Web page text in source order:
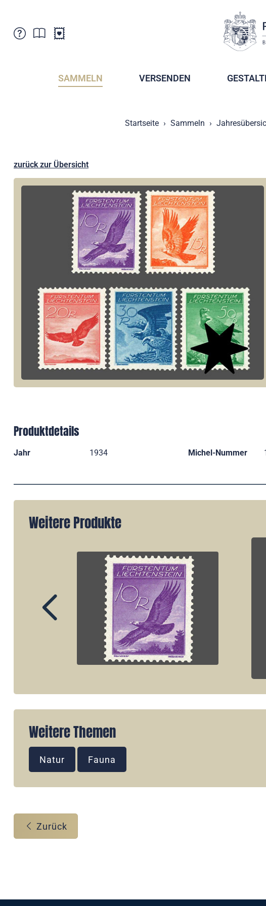
Verkaufsstellen
Postcrossing
Abonnemente
SAMMELN VERSENDEN
Startseite Sammeln
zurück zur Übersicht
Produktdetails
Jahr 1934 Michel-Nummer
Weitere Produkte
Weitere Themen
Natur Fauna
Zurück